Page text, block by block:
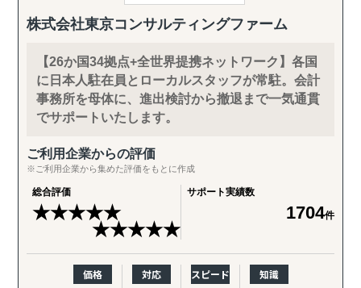
株式会社東京コンサルティングファーム
【26か国34拠点+全世界提携ネットワーク】各国
に日本人駐在員とローカルスタッフが常駐。会計
事務所を母体に、進出検討から撤退まで一気通貫
でサポートいたします。
ご利用企業からの評価
※ご利用企業から集めた評価をもとに作成
総合評価
★★★★★
★★★★★
サポート実績数
1704件
価格 対応 スピード 知識